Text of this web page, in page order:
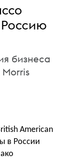
Россию
бизнеса
American
в России